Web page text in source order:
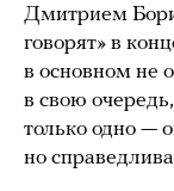
Дмитрием
говорят» в
в основном не
в свою
только одно —
но